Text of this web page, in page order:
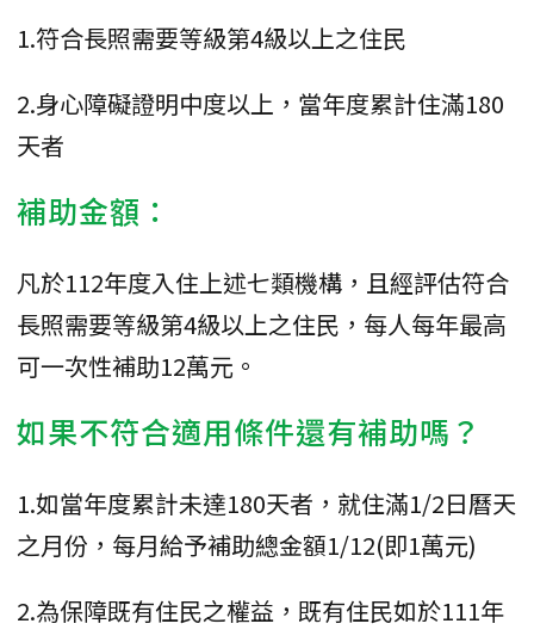
1.符合長照需要等級第4級以上之住民
2.身心障礙證明中度以上，當年度累計住滿180
天者
補助金額：
凡於112年度入住上述七類機構，且經評估符合
長照需要等級第4級以上之住民，每人每年最高
可一次性補助12萬元。
如果不符合適用條件還有補助嗎？
1.如當年度累計未達180天者，就住滿1/2日曆天
之月份，每月給予補助總金額1/12(即1萬元)
2.為保障既有住民之權益，既有住民如於111年